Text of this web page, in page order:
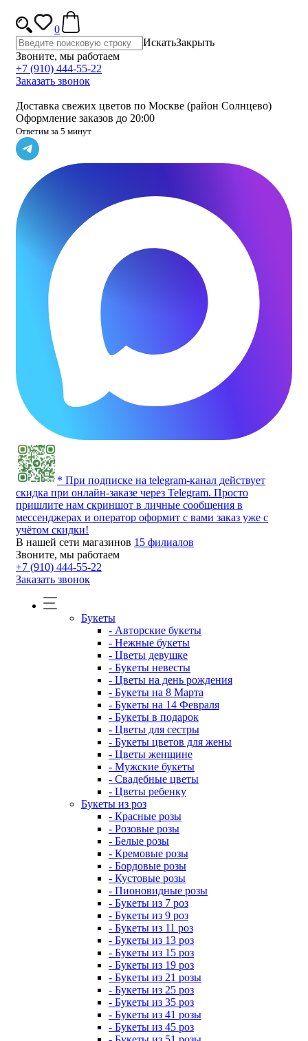
0
ИскатьЗакрыть
Звоните, мы работаем
+7 (910) 444-55-22
Заказать звонок
Доставка свежих цветов по Москве (район Солнцево)
Оформление заказов до 20:00
Ответим за 5 минут
* При подписке на telegram-канал действует
скидка при онлайн-заказе через Telegram. Просто
пришлите нам скриншот в личные сообщения в
мессенджерах и оператор оформит с вами заказ уже с
учётом скидки!
В нашей сети магазинов 15 филиалов
Звоните, мы работаем
+7 (910) 444-55-22
Заказать звонок
Букеты
- Авторские букеты
- Нежные букеты
- Цветы девушке
- Букеты невесты
- Цветы на день рождения
- Букеты на 8 Марта
- Букеты на 14 Февраля
- Букеты в подарок
- Цветы для сестры
- Букеты цветов для жены
- Цветы женщине
- Мужские букеты
- Свадебные цветы
- Цветы ребенку
Букеты из роз
- Красные розы
- Розовые розы
- Белые розы
- Кремовые розы
- Бордовые розы
- Кустовые розы
- Пионовидные розы
- Букеты из 7 роз
- Букеты из 9 роз
- Букеты из 11 роз
- Букеты из 13 роз
- Букеты из 15 роз
- Букеты из 19 роз
- Букеты из 21 розы
- Букеты из 25 роз
- Букеты из 35 роз
- Букеты из 41 розы
- Букеты из 45 роз